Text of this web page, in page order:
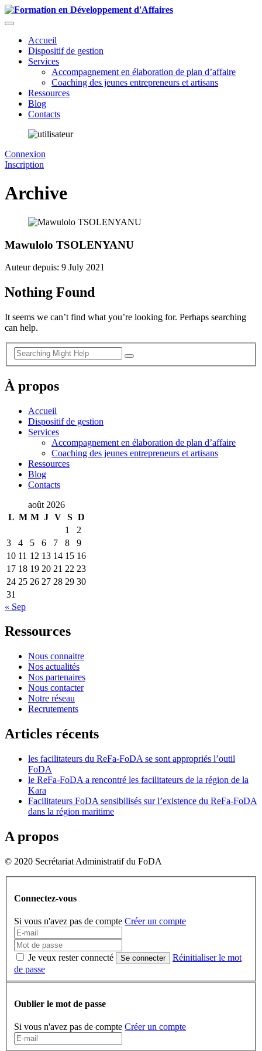
Accueil
Dispositif de gestion
Services
Accompagnement en élaboration de plan d’affaire
Coaching des jeunes entrepreneurs et artisans
Ressources
Blog
Contacts
Connexion
Inscription
Archive
Mawulolo TSOLENYANU
Auteur depuis: 9 July 2021
Nothing Found
It seems we can’t find what you’re looking for. Perhaps searching
can help.
À propos
Accueil
Dispositif de gestion
Services
Accompagnement en élaboration de plan d’affaire
Coaching des jeunes entrepreneurs et artisans
Ressources
Blog
Contacts
août 2026
L M M J V S D
1
2
3
4 5 6 7 8
9
10 11 12 13 14 15 16
17 18 19 20 21 22 23
24 25 26 27 28 29 30
31
« Sep
Ressources
Nous connaitre
Nos actualités
Nos partenaires
Nous contacter
Notre réseau
Recrutements
Articles récents
les facilitateurs du ReFa-FoDA se sont appropriés l’outil
FoDA
le ReFa-FoDA a rencontré les facilitateurs de la région de la
Kara
Facilitateurs FoDA sensibilisés sur l’existence du ReFa-FoDA
dans la région maritime
A propos
© 2020 Secrétariat Administratif du FoDA
Connectez-vous
Si vous n'avez pas de compte Créer un compte
Je veux rester connecté Se connecter
Réinitialiser le mot
de passe
Oublier le mot de passe
Si vous n'avez pas de compte Créer un compte